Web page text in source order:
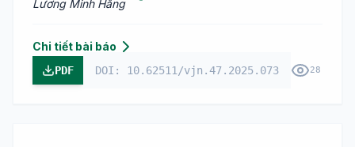
Lương Minh Hằng
Chi tiết bài báo
PDF DOI: 10.62511/vjn.47.2025.073 28